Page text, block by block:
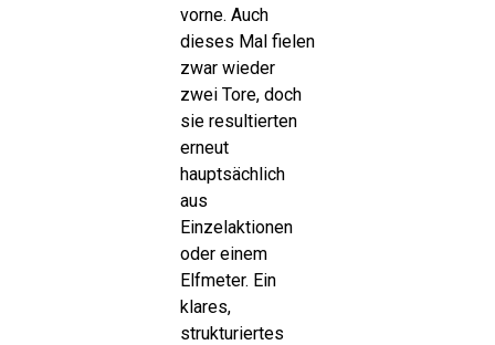
vorne. Auch
dieses Mal fielen
zwar wieder
zwei Tore, doch
sie resultierten
erneut
hauptsächlich
aus
Einzelaktionen
oder einem
Elfmeter. Ein
klares,
strukturiertes